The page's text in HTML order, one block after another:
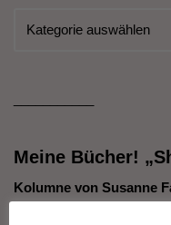
Meine Bücher!
Kolumne von Susanne